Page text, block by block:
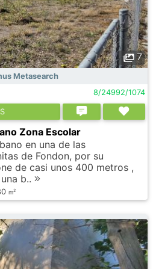
7
Metasearch
8/24992/1074
Zona Escolar
en una de las
de Fondon, por su
de casi unos 400 metros ,
b..
m2